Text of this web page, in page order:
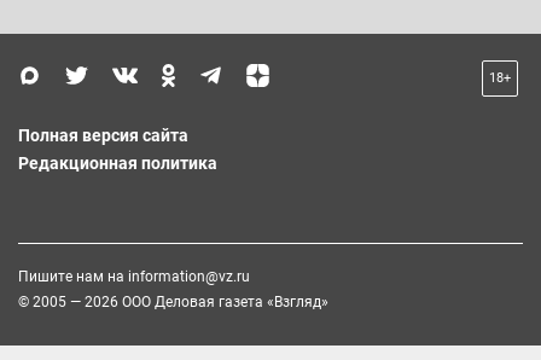
18+
Полная версия сайта
Редакционная политика
Пишите нам на information@vz.ru
© 2005 — 2026 ООО Деловая газета «Взгляд»